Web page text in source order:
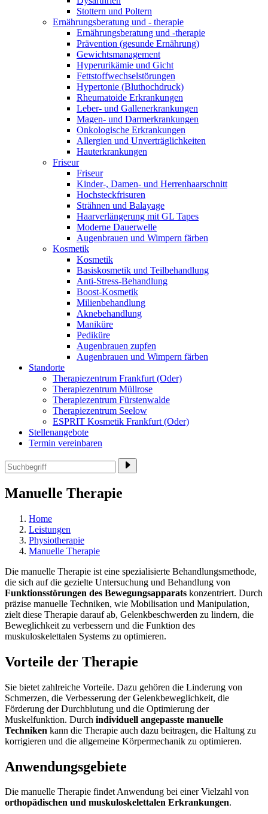
Stottern und Poltern
Ernährungsberatung und - therapie
Ernährungsberatung und -therapie
Prävention (gesunde Ernährung)
Gewichtsmanagement
Hyperurikämie und Gicht
Fettstoffwechselstörungen
Hypertonie (Bluthochdruck)
Rheumatoide Erkrankungen
Leber- und Gallenerkrankungen
Magen- und Darmerkrankungen
Onkologische Erkrankungen
Allergien und Unverträglichkeiten
Hauterkrankungen
Friseur
Friseur
Kinder-, Damen- und Herrenhaarschnitt
Hochsteckfrisuren
Strähnen und Balayage
Haarverlängerung mit GL Tapes
Moderne Dauerwelle
Augenbrauen und Wimpern färben
Kosmetik
Kosmetik
Basiskosmetik und Teilbehandlung
Anti-Stress-Behandlung
Boost-Kosmetik
Milienbehandlung
Aknebehandlung
Maniküre
Pediküre
Augenbrauen zupfen
Augenbrauen und Wimpern färben
Standorte
Therapiezentrum Frankfurt (Oder)
Therapiezentrum Müllrose
Therapiezentrum Fürstenwalde
Therapiezentrum Seelow
ESPRIT Kosmetik Frankfurt (Oder)
Stellenangebote
Termin vereinbaren
Manuelle Therapie
Home
Leistungen
Physiotherapie
Manuelle Therapie
Die manuelle Therapie ist eine spezialisierte Behandlungsmethode,
die sich auf die gezielte Untersuchung und Behandlung von
Funktionsstörungen des Bewegungsapparats konzentriert. Durch
präzise manuelle Techniken, wie Mobilisation und Manipulation,
zielt diese Therapie darauf ab, Gelenkbeschwerden zu lindern, die
Beweglichkeit zu verbessern und die Funktion des
muskuloskelettalen Systems zu optimieren.
Vorteile der Therapie
Sie bietet zahlreiche Vorteile. Dazu gehören die Linderung von
Schmerzen, die Verbesserung der Gelenkbeweglichkeit, die
Förderung der Durchblutung und die Optimierung der
Muskelfunktion. Durch individuell angepasste manuelle
Techniken kann die Therapie auch dazu beitragen, die Haltung zu
korrigieren und die allgemeine Körpermechanik zu optimieren.
Anwendungsgebiete
Die manuelle Therapie findet Anwendung bei einer Vielzahl von
orthopädischen und muskuloskelettalen Erkrankungen.